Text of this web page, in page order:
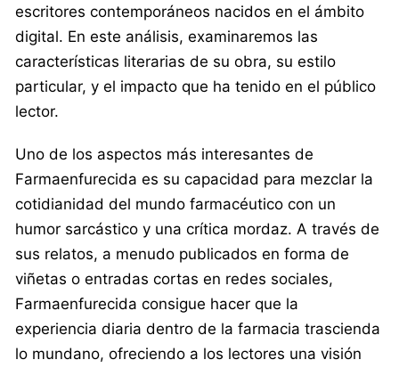
escritores contemporáneos nacidos en el ámbito
digital. En este análisis, examinaremos las
características literarias de su obra, su estilo
particular, y el impacto que ha tenido en el público
lector.
Uno de los aspectos más interesantes de
Farmaenfurecida es su capacidad para mezclar la
cotidianidad del mundo farmacéutico con un
humor sarcástico y una crítica mordaz. A través de
sus relatos, a menudo publicados en forma de
viñetas o entradas cortas en redes sociales,
Farmaenfurecida consigue hacer que la
experiencia diaria dentro de la farmacia trascienda
lo mundano, ofreciendo a los lectores una visión